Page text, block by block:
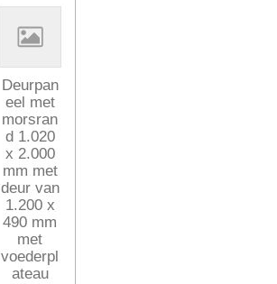
Deurpan
eel met
morsran
d 1.020
x 2.000
mm met
deur van
1.200 x
490 mm
met
voederpl
ateau